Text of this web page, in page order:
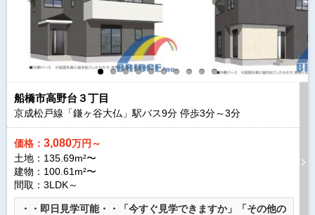
船橋市高野台３丁目
京成松戸線「鎌ヶ谷大仏」駅バス9分 停歩3分～3分
価格： 3,080万円～
土地：135.69m²〜
建物：100.61m²〜
間取：3LDK～
・・即日見学可能・・「今すぐ見学できますか」「その他の